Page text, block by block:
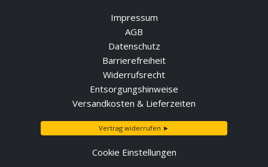
Impressum
AGB
Datenschutz
Barrierefreiheit
Widerrufsrecht
Entsorgungshinweise
Versandkosten & Lieferzeiten
Vertrag widerrufen ►
Cookie Einstellungen